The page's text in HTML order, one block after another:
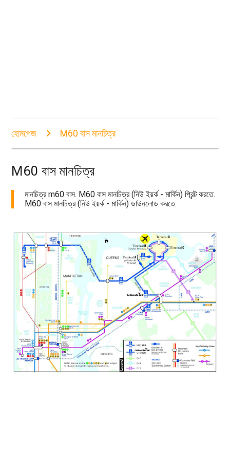
হোমপেজ M60 বাস মানচিত্র
M60 বাস মানচিত্র
মানচিত্র m60 বাস. M60 বাস মানচিত্র (নিউ ইয়র্ক - মার্কিন) প্রিন্ট করতে.
M60 বাস মানচিত্র (নিউ ইয়র্ক - মার্কিন) ডাউনলোড করতে.